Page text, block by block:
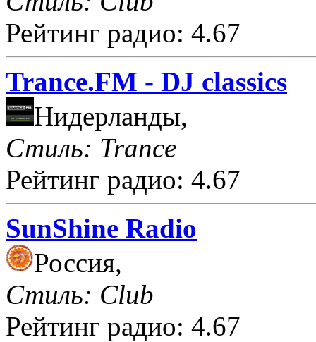
Рейтинг радио: 4.67
Trance.FM - DJ classics
Нидерланды,
Стиль: Trance
Рейтинг радио: 4.67
SunShine Radio
Россия,
Стиль: Club
Рейтинг радио: 4.67